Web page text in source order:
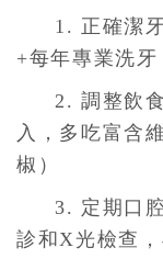
1. 正確潔
+每年專業洗牙
2. 調整飲
入，多吃富含
椒）
3. 定期口
診和X光檢查